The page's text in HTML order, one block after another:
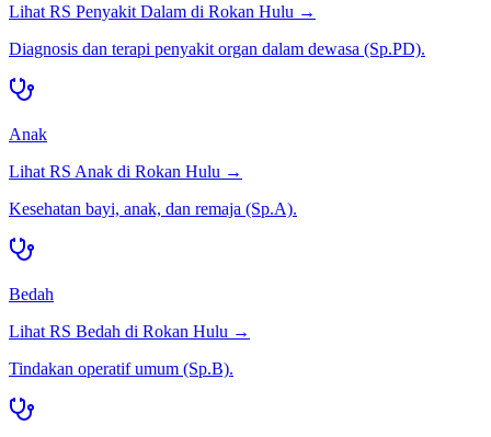
Lihat RS Penyakit Dalam di Rokan Hulu →
Diagnosis dan terapi penyakit organ dalam dewasa (Sp.PD).
Anak
Lihat RS Anak di Rokan Hulu →
Kesehatan bayi, anak, dan remaja (Sp.A).
Bedah
Lihat RS Bedah di Rokan Hulu →
Tindakan operatif umum (Sp.B).